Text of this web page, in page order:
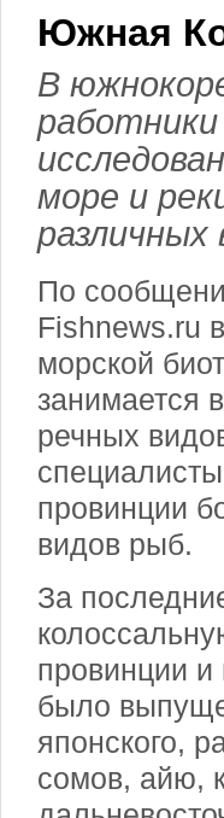
Южная
В
море и
различных
По
Fishnews.ru
морской
занимается
речных
провинции
видов рыб.
За
провинции
было
японского,
сомов, айю,